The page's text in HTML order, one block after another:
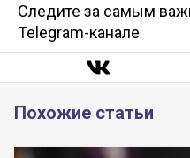
Следите за самым
Telegram-канале
Похожие статьи